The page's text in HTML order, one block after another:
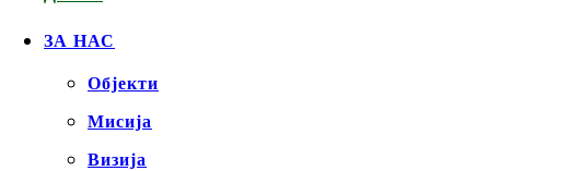
ЗА НАС
Објекти
Mисија
Визија